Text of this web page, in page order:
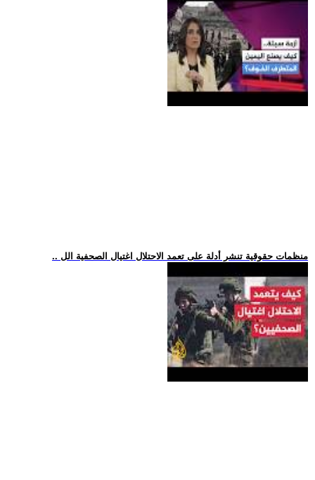
.. منظمات حقوقية تنشر أدلة على تعمد الاحتلال اغتيال الصحفية الل